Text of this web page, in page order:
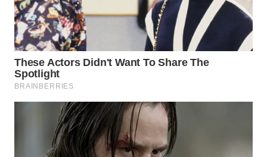
WN
MANDALIKA
WN
LIKUPANG
LABUANBAJO
BORNEO